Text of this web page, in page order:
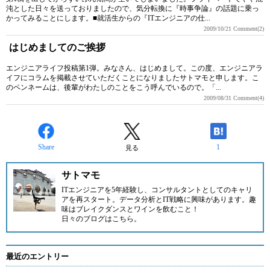
沌とした日々を送っておりましたので、気分転換に『時事争論』の話題に乗っ
かってみることにします。■就活生からの『ITエンジニアの仕...
2009/10/21 Comment(2)
はじめましてのご挨拶
エンジニアライフ投稿第1弾。みなさん、はじめまして。この度、エンジニアラ
イフにコラムを掲載させていただくことになりましたサトマモと申します。こ
のペンネームは、後輩がわたしのことをこう呼んでいるので。「...
2009/08/31 Comment(4)
Share 見る 1
サトマモ
ITエンジニアを5年経験し、コンサルタントとしてのキャリ
アを再スタート。データ分析とIT戦略に興味があります。趣
味はブレイクダンスとワインを飲むこと！
日々のブログはこちら 。
最近のエントリー